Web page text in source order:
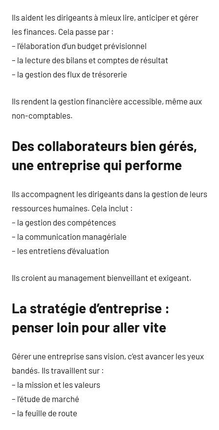
Ils aident les dirigeants à mieux lire, anticiper et gérer
les finances. Cela passe par :
– l’élaboration d’un budget prévisionnel
– la lecture des bilans et comptes de résultat
– la gestion des flux de trésorerie
Ils rendent la gestion financière accessible, même aux
non-comptables.
Des collaborateurs bien gérés,
une entreprise qui performe
Ils accompagnent les dirigeants dans la gestion de leurs
ressources humaines. Cela inclut :
– la gestion des compétences
– la communication managériale
– les entretiens d’évaluation
Ils croient au management bienveillant et exigeant.
La stratégie d’entreprise :
penser loin pour aller vite
Gérer une entreprise sans vision, c’est avancer les yeux
bandés. Ils travaillent sur :
– la mission et les valeurs
– l’étude de marché
– la feuille de route